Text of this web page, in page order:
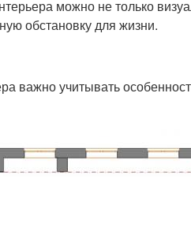
можно не только
обстановку для жизни.
важно учитывать